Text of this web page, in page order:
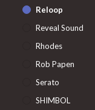
Reloop
Reveal Sound
Rhodes
Rob Papen
Serato
SHIMBOL